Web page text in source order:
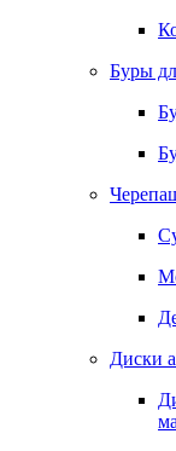
Буры
Диски